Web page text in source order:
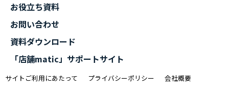
お役立ち資料
お問い合わせ
資料ダウンロード
「店舗matic」サポートサイト
サイトご利用にあたって プライバシーポリシー 会社概要